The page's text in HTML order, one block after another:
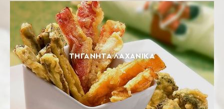
ΤΗΓΑΝΗΤΆ ΛΑΧΑΝΙΚΆ